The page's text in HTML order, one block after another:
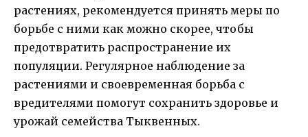
растениях, рекомендуется принять меры по
борьбе с ними как можно скорее, чтобы
предотвратить распространение их
популяции. Регулярное наблюдение за
растениями и своевременная борьба с
вредителями помогут сохранить здоровье и
урожай семейства Тыквенных.